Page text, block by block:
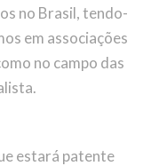
no Brasil, tendo-
em associações
no campo das
estará patente